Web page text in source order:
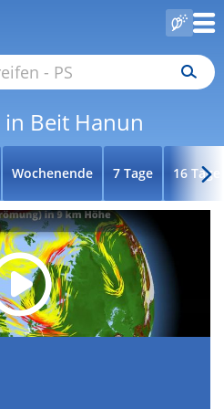
Beit Hanun
Wochenende 7 Tage 16 Tage